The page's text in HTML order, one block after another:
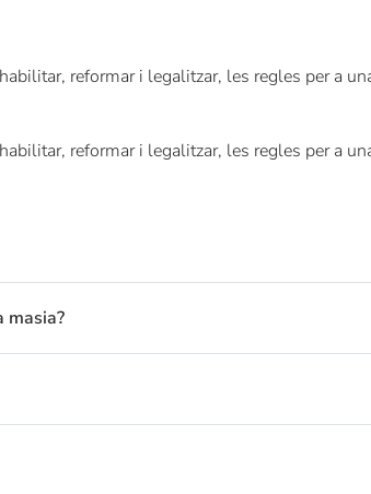
reformar i legalitzar, les regles per a
reformar i legalitzar, les regles per a
masia?